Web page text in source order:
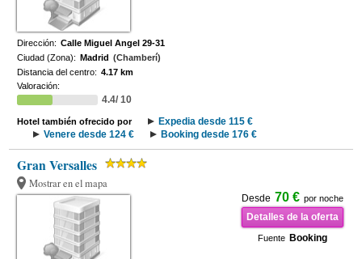
Dirección: Calle Miguel Angel 29-31
Ciudad (Zona): Madrid (Chamberí)
Distancia del centro: 4.17 km
Valoración:
4.4/ 10
Hotel también ofrecido por
Expedia desde 115 €
Venere desde 124 €
Booking desde 176 €
Gran Versalles
Mostrar en el mapa
Desde 70 € por noche
Detalles de la oferta
Fuente Booking